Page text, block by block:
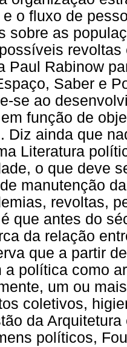
e o fluxo de
sobre as
Paul Rabinow
Saber e
se ao
função de
Diz ainda que
Literatura
o que deve
manutenção
revoltas,
que antes do
da relação
que a partir
a política como
um ou
coletivos,
da
políticos,